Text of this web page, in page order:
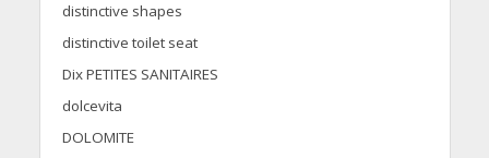
distinctive shapes
distinctive toilet seat
Dix PETITES SANITAIRES
dolcevita
DOLOMITE